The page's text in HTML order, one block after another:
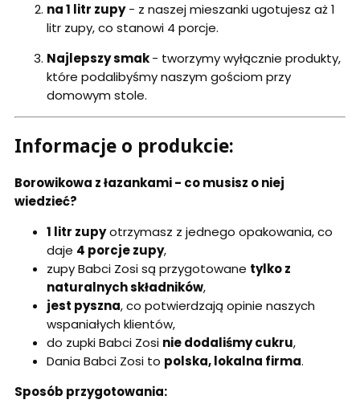
na 1 litr zupy- z naszej mieszanki ugotujesz aż 1
litr zupy, co stanowi 4 porcje.
Najlepszy smak- tworzymy wyłącznie produkty,
które podalibyśmy naszym gościom przy
domowym stole.
Informacje o produkcie:
Borowikowa z łazankami - co musisz o niej
wiedzieć?
1 litr zupyotrzymasz z jednego opakowania, co
daje 4 porcje zupy,
zupy Babci Zosi są przygotowane tylko z
naturalnych składników,
jest pyszna, co potwierdzają opinie naszych
wspaniałych klientów,
do zupki Babci Zosi nie dodaliśmy cukru,
Dania Babci Zosi to polska, lokalna firma.
Sposób przygotowania: